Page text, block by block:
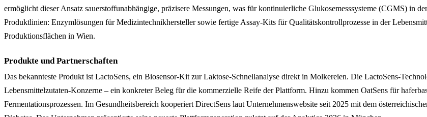
ermöglicht dieser Ansatz sauerstoffunabhängige, präzisere Messungen, was für kontinuierliche Glukosemesssysteme (CGMS) in
Produktlinien: Enzymlösungen für Medizintechnikhersteller sowie fertige Assay-Kits für Qualitätskontrollprozesse in der
Produktionsflächen in Wien.
Produkte und Partnerschaften
Das bekannteste Produkt ist LactoSens, ein Biosensor-Kit zur Laktose-Schnellanalyse direkt in Molkereien. Die LactoSens-
Lebensmittelzutaten-Konzerne – ein konkreter Beleg für die kommerzielle Reife der Plattform. Hinzu kommen OatSens für
Fermentationsprozessen. Im Gesundheitsbereich kooperiert DirectSens laut Unternehmenswebsite seit 2025 mit dem